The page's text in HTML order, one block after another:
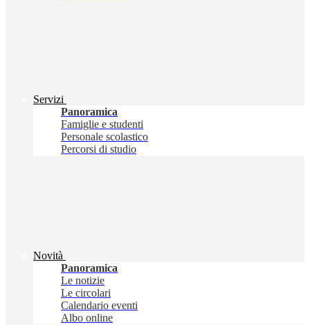
Servizi
Panoramica
Famiglie e studenti
Personale scolastico
Percorsi di studio
Novità
Panoramica
Le notizie
Le circolari
Calendario eventi
Albo online